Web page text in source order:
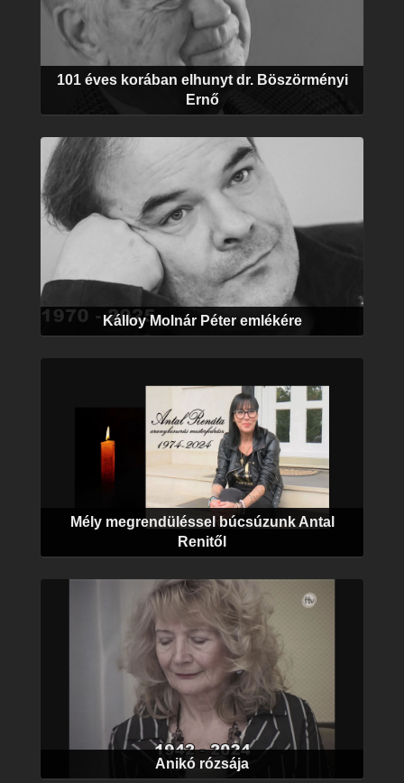
101 éves korában elhunyt dr. Böszörményi
Ernő
Kálloy Molnár Péter emlékére
Mély megrendüléssel búcsúzunk Antal
Renitől
Anikó rózsája